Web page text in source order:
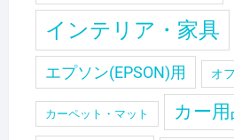
インテリア・家具
エプソン(EPSON)用 オ
カーペット・マット カー用